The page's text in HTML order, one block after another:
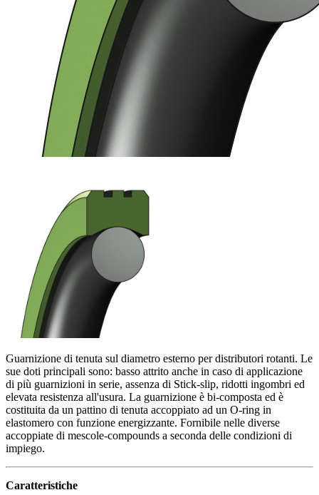
Guarnizione di tenuta sul diametro esterno per distributori rotanti. Le
sue doti principali sono: basso attrito anche in caso di applicazione
di più guarnizioni in serie, assenza di Stick-slip, ridotti ingombri ed
elevata resistenza all'usura. La guarnizione è bi-composta ed è
costituita da un pattino di tenuta accoppiato ad un O-ring in
elastomero con funzione energizzante. Fornibile nelle diverse
accoppiate di mescole-compounds a seconda delle condizioni di
impiego.
Caratteristiche